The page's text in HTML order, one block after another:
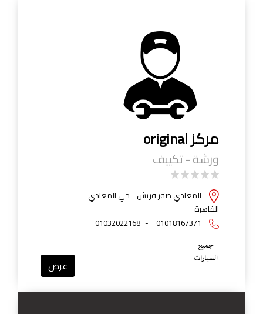
مركز original
ورشة - تكييف
المعادي صقر قريش - حي المعادي -
القاهرة
01018167371
-
01032022168
عرض